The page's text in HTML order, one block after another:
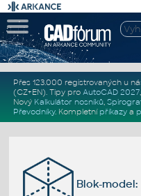
Přes 123.000 registrovaných u
(CZ+EN). Tipy pro AutoCAD 2027
Nový Kalkulátor nosníků,
Převodníky. Kompletní příkazya
Blok-